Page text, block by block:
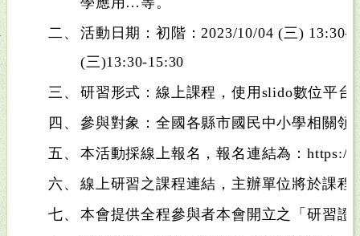
二、 活動日期：初階：2023/10/04 (三) 13:30-
(三)13:30-15:30
三、 研習形式：線上課程，使用slido數位平台
四、 參與對象：全國各縣市國民中小學相關領
五、 本活動採線上報名，報名連結為：https://
六、 線上研習之課程連結，主辦單位將於課程
七、 本會提供全程參與者本會開立之「研習證